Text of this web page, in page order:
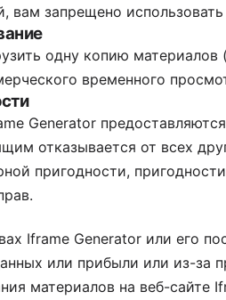
вам запрещено
одну копию
временного
Generator
отказывается от всех
пригодности,
Iframe Generator или его
или прибыли или из-за
материалов на веб-сайте